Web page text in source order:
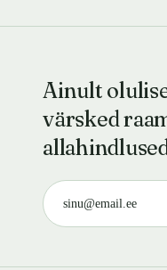
Ainult
värsked